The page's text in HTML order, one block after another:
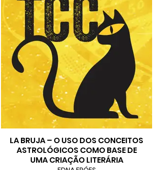
LA BRUJA – O USO DOS CONCEITOS
ASTROLÓGICOS COMO BASE DE
UMA CRIAÇÃO LITERÁRIA